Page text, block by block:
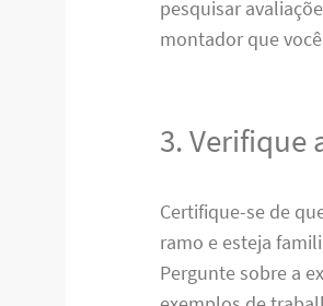
pesquisar
montador que
3. Verifique
Certifique-se de
ramo e esteja
Pergunte sobre a